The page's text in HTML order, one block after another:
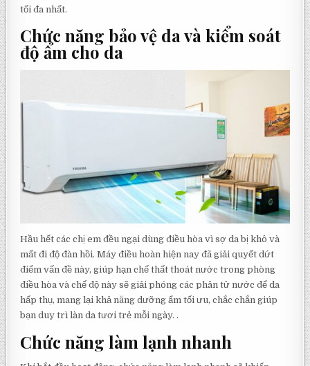
tối đa nhất.
Chức năng bảo vệ da và kiểm soát
độ ẩm cho da
Hầu hết các chị em đều ngại dùng điều hòa vì sợ da bị khô và
mất đi độ đàn hồi. Máy điều hoàn hiện nay đã giải quyết dứt
điểm vấn đề này, giúp hạn chế thất thoát nước trong phòng
điều hòa và chế độ này sẽ giải phóng các phân tử nước để da
hấp thụ, mang lại khả năng dưỡng ẩm tối ưu, chắc chắn giúp
bạn duy trì làn da tươi trẻ mỗi ngày. .
Chức năng làm lạnh nhanh